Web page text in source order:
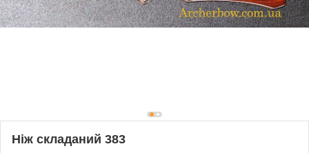
Ніж складаний 383